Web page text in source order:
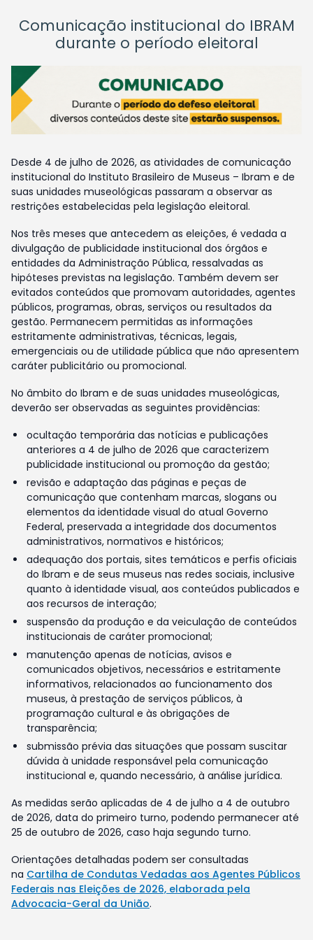
Comunicação institucional do IBRAM
durante o período eleitoral
Desde 4 de julho de 2026, as atividades de comunicação
institucional do Instituto Brasileiro de Museus – Ibram e de
suas unidades museológicas passaram a observar as
restrições estabelecidas pela legislação eleitoral.
Nos três meses que antecedem as eleições, é vedada a
divulgação de publicidade institucional dos órgãos e
entidades da Administração Pública, ressalvadas as
hipóteses previstas na legislação. Também devem ser
evitados conteúdos que promovam autoridades, agentes
públicos, programas, obras, serviços ou resultados da
gestão. Permanecem permitidas as informações
estritamente administrativas, técnicas, legais,
emergenciais ou de utilidade pública que não apresentem
caráter publicitário ou promocional.
No âmbito do Ibram e de suas unidades museológicas,
deverão ser observadas as seguintes providências:
ocultação temporária das notícias e publicações
anteriores a 4 de julho de 2026 que caracterizem
publicidade institucional ou promoção da gestão;
revisão e adaptação das páginas e peças de
comunicação que contenham marcas, slogans ou
elementos da identidade visual do atual Governo
Federal, preservada a integridade dos documentos
administrativos, normativos e históricos;
adequação dos portais, sites temáticos e perfis oficiais
do Ibram e de seus museus nas redes sociais, inclusive
quanto à identidade visual, aos conteúdos publicados e
aos recursos de interação;
suspensão da produção e da veiculação de conteúdos
institucionais de caráter promocional;
manutenção apenas de notícias, avisos e
comunicados objetivos, necessários e estritamente
informativos, relacionados ao funcionamento dos
museus, à prestação de serviços públicos, à
programação cultural e às obrigações de
transparência;
submissão prévia das situações que possam suscitar
dúvida à unidade responsável pela comunicação
institucional e, quando necessário, à análise jurídica.
As medidas serão aplicadas de 4 de julho a 4 de outubro
de 2026, data do primeiro turno, podendo permanecer até
25 de outubro de 2026, caso haja segundo turno.
Orientações detalhadas podem ser consultadas
na Cartilha de Condutas Vedadas aos Agentes Públicos
Federais nas Eleições de 2026, elaborada pela
Advocacia-Geral da União.